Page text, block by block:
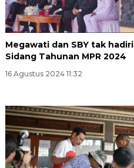
Megawati dan SBY tak hadiri
Sidang Tahunan MPR 2024
16 Agustus 2024 11:32